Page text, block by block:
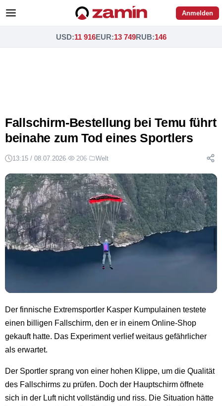
Anmelden
USD:11 916EUR:13 749RUB:146
Fallschirm-Bestellung bei Temu führt
beinahe zum Tod eines Sportlers
13:15 / 08.07.2026· 206· Welt
Der finnische Extremsportler Kasper Kumpulainen testete
einen billigen Fallschirm, den er in einem Online-Shop
gekauft hatte. Das Experiment verlief weitaus gefährlicher
als erwartet.
Der Sportler sprang von einer hohen Klippe, um die Qualität
des Fallschirms zu prüfen. Doch der Hauptschirm öffnete
sich in der Luft nicht vollständig und riss. Die Situation hätte